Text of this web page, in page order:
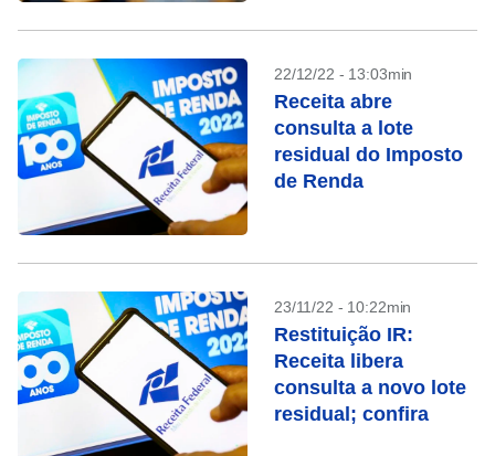
22/12/22 - 13:03min
Receita abre
consulta a lote
residual do Imposto
de Renda
23/11/22 - 10:22min
Restituição IR:
Receita libera
consulta a novo lote
residual; confira